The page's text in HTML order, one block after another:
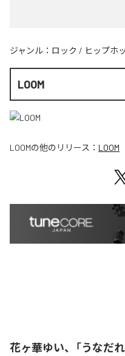
ジャンル： ロック / ヒップホ
LOOM
LOOMの他のリリース： LOOM
花ヶ華ゆい、「うなだ